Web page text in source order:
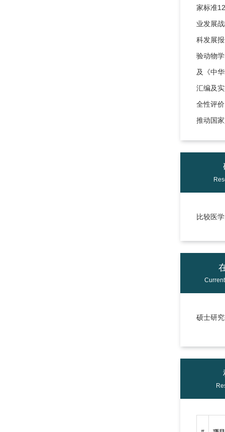
家标准
业发展
科发展
验动物
及《中
汇编及
全性评
推动国
比较医
硕士研